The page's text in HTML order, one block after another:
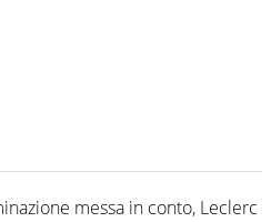
messa in conto, Leclerc